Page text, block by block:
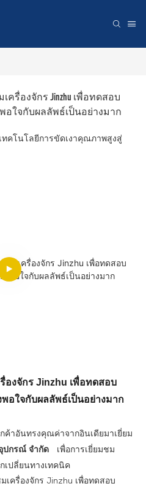
ครื่องจักร Jinzhu เพื่อทดสอบ
อใจกับผลลัพธ์เป็นอย่างมาก
ทคโนโลยีการขัดเงาคุณภาพสูงสู่
องจักร Jinzhu เพื่อทดสอบ
อใจกับผลลัพธ์เป็นอย่างมาก
ค้าอันทรงคุณค่าจากอินเดียมาเยี่ยม
ปกรณ์ จำกัด
เพื่อการเยี่ยมชม
เปลี่ยนทางเทคนิค